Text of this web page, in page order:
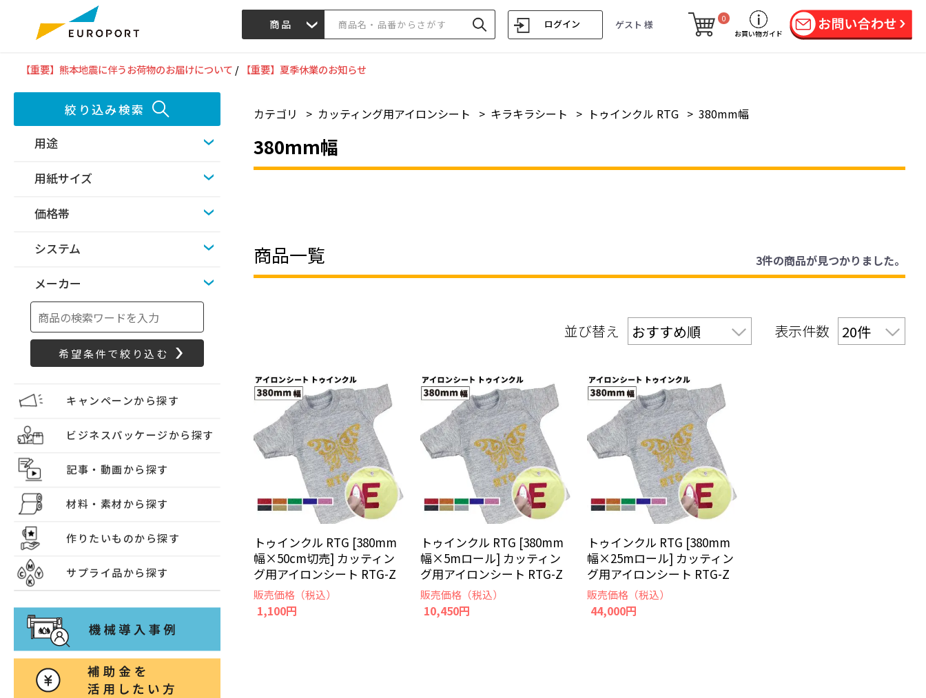
商品 ログイン ゲスト 様
0
お買い物ガイド
【重要】熊本地震に伴うお荷物のお届けについて / 【重要】夏季休業のお知らせ
絞り込み検索
用途
用紙サイズ
価格帯
システム
メーカー
キャンペーンから探す
ビジネスパッケージから探す
記事・動画から探す
材料・素材から探す
作りたいものから探す
サプライ品から探す
カテゴリ > カッティング用アイロンシート > キラキラシート > トゥインクル RTG > 380mm幅
380mm幅
商品一覧 3件の商品が見つかりました。
並び替え 表示件数
トゥインクル RTG [380mm
幅×50cm切売] カッティン
グ用アイロンシート RTG-Z
販売価格（税込）
1,100円
トゥインクル RTG [380mm
幅×5mロール] カッティン
グ用アイロンシート RTG-Z
販売価格（税込）
10,450円
トゥインクル RTG [380mm
幅×25mロール] カッティン
グ用アイロンシート RTG-Z
販売価格（税込）
44,000円